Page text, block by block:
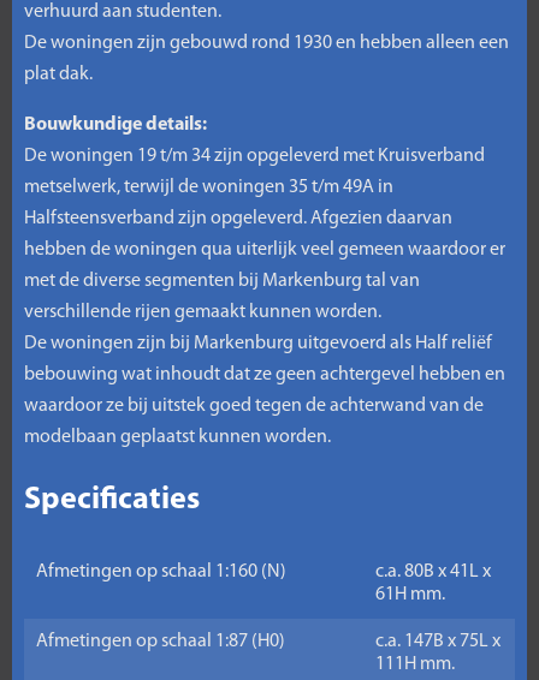
verhuurd aan studenten.
De woningen zijn gebouwd rond 1930 en hebben alleen een
plat dak.
Bouwkundige details:
De woningen 19 t/m 34 zijn opgeleverd met Kruisverband
metselwerk, terwijl de woningen 35 t/m 49A in
Halfsteensverband zijn opgeleverd. Afgezien daarvan
hebben de woningen qua uiterlijk veel gemeen waardoor er
met de diverse segmenten bij Markenburg tal van
verschillende rijen gemaakt kunnen worden.
De woningen zijn bij Markenburg uitgevoerd als Half reliëf
bebouwing wat inhoudt dat ze geen achtergevel hebben en
waardoor ze bij uitstek goed tegen de achterwand van de
modelbaan geplaatst kunnen worden.
Specificaties
Afmetingen op schaal 1:160 (N)
c.a. 80B x 41L x
61H mm.
Afmetingen op schaal 1:87 (H0)
c.a. 147B x 75L x
111H mm.